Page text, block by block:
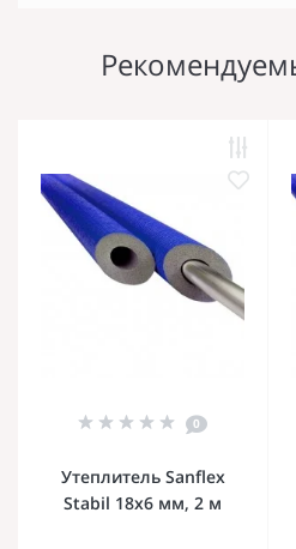
0
Утеплитель Sanflex
Stabil 18х6 мм, 2 м